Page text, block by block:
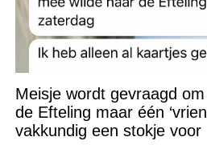
Meisje wordt gevraagd
de Efteling maar één
vakkundig een stokje voor